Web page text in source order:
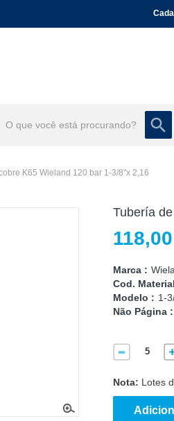
K65 Wieland 120 bar 1-3/8"x 2,16
Tubería
Marca :
Cod.
Modelo : 1-
Não Página :
Nota: Lotes